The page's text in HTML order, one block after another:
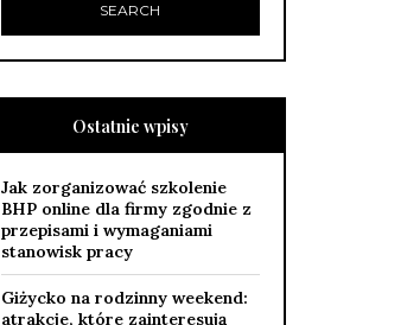
Ostatnie wpisy
Jak zorganizować szkolenie
BHP online dla firmy zgodnie z
przepisami i wymaganiami
stanowisk pracy
Giżycko na rodzinny weekend:
atrakcje, które zainteresują